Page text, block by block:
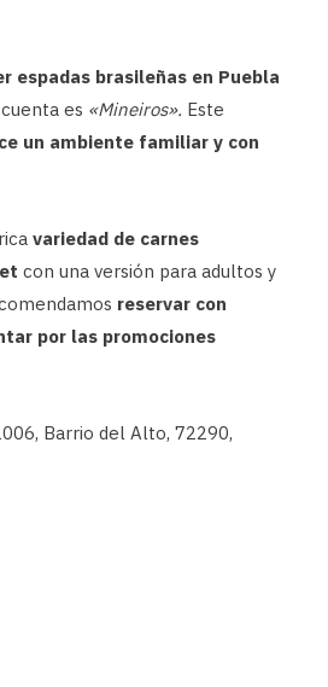
espadas brasileñas en Puebla
es «Mineiros». Este
un ambiente familiar y con
variedad de carnes
con una versión para adultos y
reservar con
por las promociones
Barrio del Alto, 72290,